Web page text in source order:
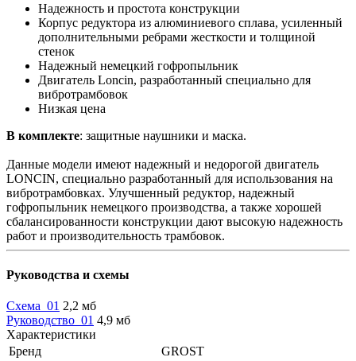
Надежность и простота конструкции
Корпус редуктора из алюминиевого сплава, усиленный
дополнительными ребрами жесткости и толщиной
стенок
Надежный немецкий гофропыльник
Двигатель Loncin, разработанный специально для
вибротрамбовок
Низкая цена
В комплекте: защитные наушники и маска.
Данные модели имеют надежный и недорогой двигатель
LONCIN, специально разработанный для использования на
вибротрамбовках. Улучшенный редуктор, надежный
гофропыльник немецкого производства, а также хорошей
сбалансированности конструкции дают высокую надежность
работ и производительность трамбовок.
Руководства и схемы
Схема_01 2,2 мб
Руководство_01 4,9 мб
Характеристики
Бренд
GROST